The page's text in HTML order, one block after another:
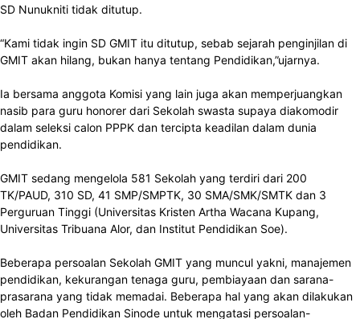
SD Nunukniti tidak ditutup.
“Kami tidak ingin SD GMIT itu ditutup, sebab sejarah penginjilan di
GMIT akan hilang, bukan hanya tentang Pendidikan,”ujarnya.
Ia bersama anggota Komisi yang lain juga akan memperjuangkan
nasib para guru honorer dari Sekolah swasta supaya diakomodir
dalam seleksi calon PPPK dan tercipta keadilan dalam dunia
pendidikan.
GMIT sedang mengelola 581 Sekolah yang terdiri dari 200
TK/PAUD, 310 SD, 41 SMP/SMPTK, 30 SMA/SMK/SMTK dan 3
Perguruan Tinggi (Universitas Kristen Artha Wacana Kupang,
Universitas Tribuana Alor, dan Institut Pendidikan Soe).
Beberapa persoalan Sekolah GMIT yang muncul yakni, manajemen
pendidikan, kekurangan tenaga guru, pembiayaan dan sarana-
prasarana yang tidak memadai. Beberapa hal yang akan dilakukan
oleh Badan Pendidikan Sinode untuk mengatasi persoalan-